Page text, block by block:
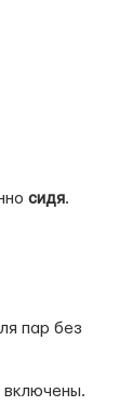
сидя.
пар без
включены.